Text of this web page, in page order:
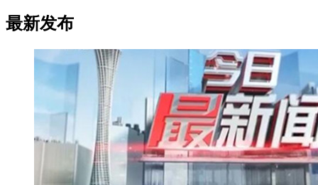
最新发布